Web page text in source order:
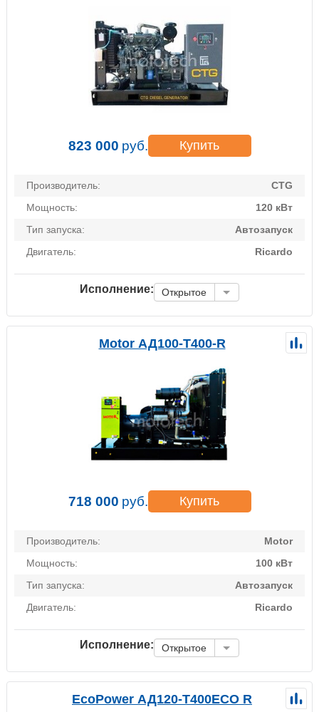
823 000 руб. Купить
Производитель:
CTG
Мощность:
120 кВт
Тип запуска:
Автозапуск
Двигатель:
Ricardo
Исполнение: Открытое
Motor АД100-Т400-R
718 000 руб. Купить
Производитель:
Motor
Мощность:
100 кВт
Тип запуска:
Автозапуск
Двигатель:
Ricardo
Исполнение: Открытое
EcoPower АД120-T400ECO R